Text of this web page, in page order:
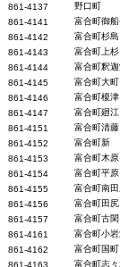
861-4137
野口町
861-4141
富合町御
861-4142
富合町杉島
861-4143
富合町上杉
861-4144
富合町釈
861-4145
富合町大町
861-4146
富合町榎津
861-4147
富合町廻江
861-4151
富合町清藤
861-4152
富合町新
861-4153
富合町木原
861-4154
富合町平原
861-4155
富合町南
861-4156
富合町田尻
861-4157
富合町古閑
861-4161
富合町小
861-4162
富合町国町
861-4163
富合町志々